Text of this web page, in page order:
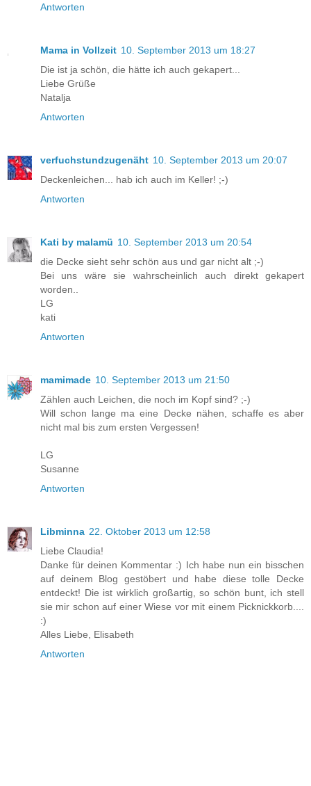
Antworten
Mama in Vollzeit 10. September 2013 um 18:27
Die ist ja schön, die hätte ich auch gekapert...
Liebe Grüße
Natalja
Antworten
verfuchstundzugenäht 10. September 2013 um 20:07
Deckenleichen... hab ich auch im Keller! ;-)
Antworten
Kati by malamü 10. September 2013 um 20:54
die Decke sieht sehr schön aus und gar nicht alt ;-)
Bei uns wäre sie wahrscheinlich auch direkt gekapert
worden..
LG
kati
Antworten
mamimade 10. September 2013 um 21:50
Zählen auch Leichen, die noch im Kopf sind? ;-)
Will schon lange ma eine Decke nähen, schaffe es aber
nicht mal bis zum ersten Vergessen!
LG
Susanne
Antworten
Libminna 22. Oktober 2013 um 12:58
Liebe Claudia!
Danke für deinen Kommentar :) Ich habe nun ein bisschen
auf deinem Blog gestöbert und habe diese tolle Decke
entdeckt! Die ist wirklich großartig, so schön bunt, ich stell
sie mir schon auf einer Wiese vor mit einem Picknickkorb....
:)
Alles Liebe, Elisabeth
Antworten